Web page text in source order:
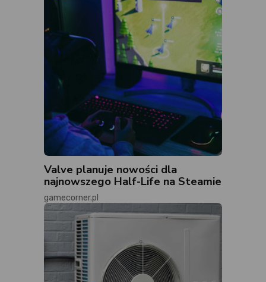
Valve planuje nowości dla
najnowszego Half-Life na Steamie
gamecorner.pl